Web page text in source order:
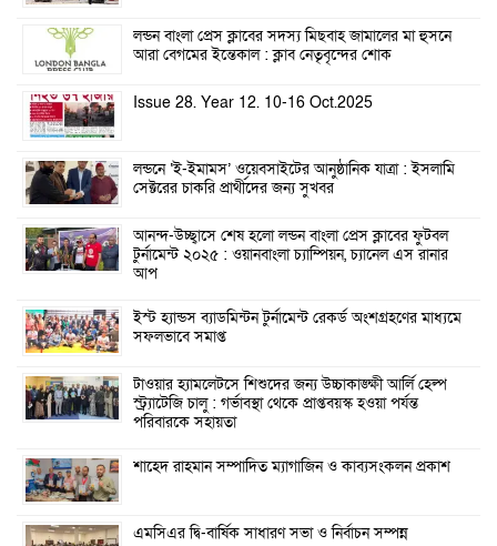
লন্ডন বাংলা প্রেস ক্লাবের সদস্য মিছবাহ জামালের মা হুসনে
আরা বেগমের ইন্তেকাল : ক্লাব নেতৃবৃন্দের শোক
Issue 28. Year 12. 10-16 Oct.2025
লন্ডনে ‘ই-ইমামস’ ওয়েবসাইটের আনুষ্ঠানিক যাত্রা : ইসলামি
সেক্টরের চাকরি প্রার্থীদের জন্য সুখবর
আনন্দ-উচ্ছ্বাসে শেষ হলো লন্ডন বাংলা প্রেস ক্লাবের ফুটবল
টুর্নামেন্ট ২০২৫ : ওয়ানবাংলা চ্যাম্পিয়ন, চ্যানেল এস রানার
আপ
ইস্ট হ্যান্ডস ব্যাডমিন্টন টুর্নামেন্ট রেকর্ড অংশগ্রহণের মাধ্যমে
সফলভাবে সমাপ্ত
টাওয়ার হ্যামলেটসে শিশুদের জন্য উচ্চাকাঙ্ক্ষী আর্লি হেল্প
স্ট্র্যাটেজি চালু : গর্ভাবস্থা থেকে প্রাপ্তবয়স্ক হওয়া পর্যন্ত
পরিবারকে সহায়তা
শাহেদ রাহমান সম্পাদিত ম্যাগাজিন ও কাব্যসংকলন প্রকাশ
এমসিএর দ্বি-বার্ষিক সাধারণ সভা ও নির্বাচন সম্পন্ন